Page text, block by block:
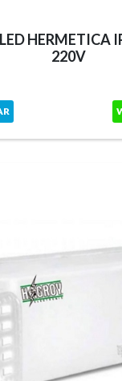
HERMETICA
220V